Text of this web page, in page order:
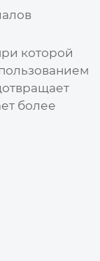
которой
более